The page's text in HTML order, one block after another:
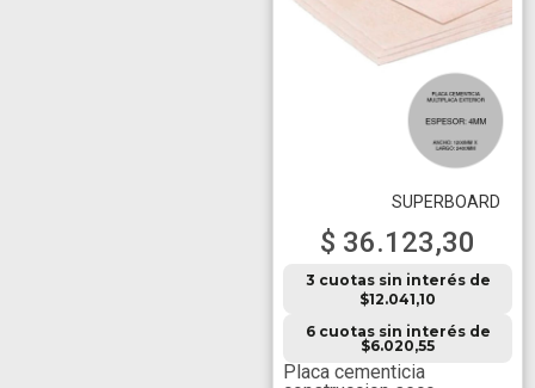
SUPERBOARD
$ 36.123,30
3 cuotas sin interés de
$12.041,10
6 cuotas sin interés de
$6.020,55
Placa cementicia